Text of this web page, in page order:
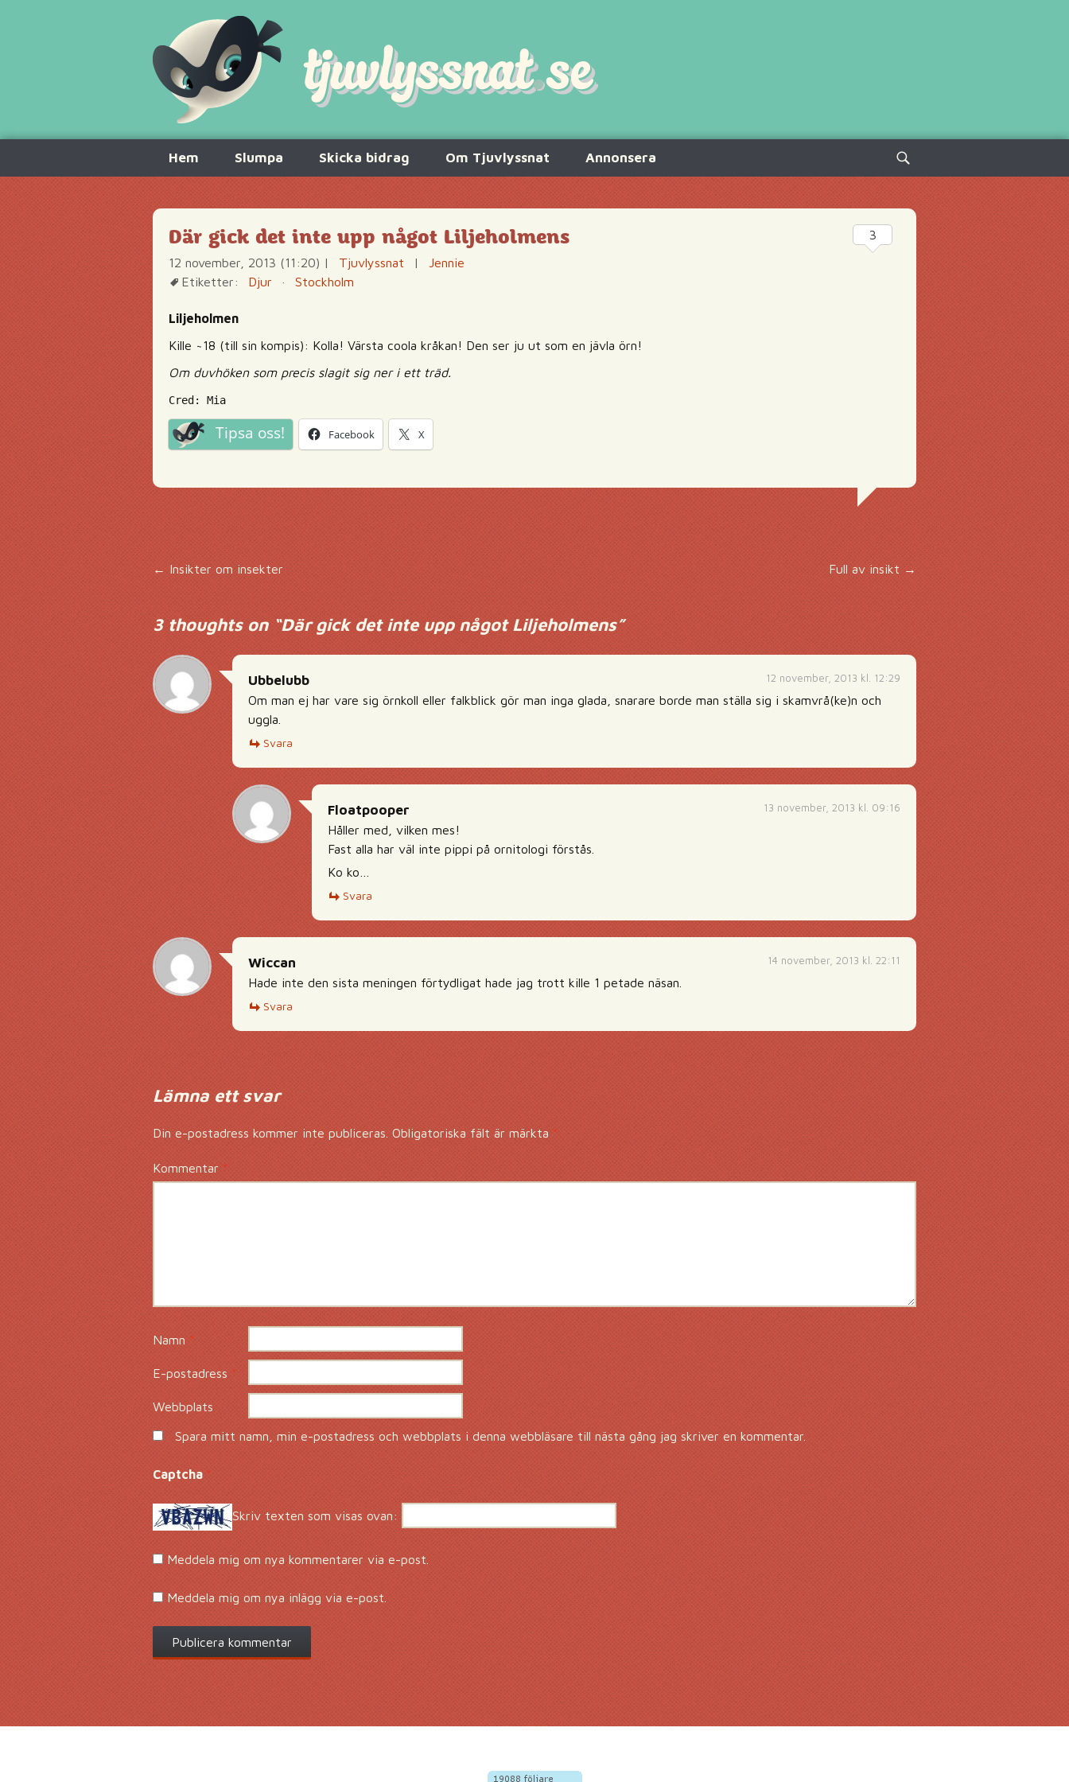
innehåll
Hem Slumpa Skicka bidrag Om Tjuvlyssnat Annonsera
Sök
efter:
Där gick det inte upp något Liljeholmens
12 november, 2013 (11:20) | Tjuvlyssnat |
Jennie
Etiketter:
Djur · Stockholm
Liljeholmen
Kille ~18 (till sin kompis): Kolla! Värsta coola kråkan! Den ser ju ut som en jävla örn!
Om duvhöken som precis slagit sig ner i ett träd.
Cred: Mia
Tipsa oss! Facebook X
3
Inläggsnavigering
←Insikter om insekter Full av insikt →
3 thoughts on “Där gick det inte upp något Liljeholmens”
12 november, 2013 kl. 12:29
Ubbelubb
Om man ej har vare sig örnkoll eller falkblick gör man inga glada, snarare borde man ställa sig i skamvrå(ke)n och
uggla.
Svara
13 november, 2013 kl. 09:16
Floatpooper
Håller med, vilken mes!
Fast alla har väl inte pippi på ornitologi förstås.
Ko ko…
Svara
14 november, 2013 kl. 22:11
Wiccan
Hade inte den sista meningen förtydligat hade jag trott kille 1 petade näsan.
Svara
Lämna ett svar
Din e-postadress kommer inte publiceras. Obligatoriska fält är märkta*
Kommentar*
Namn*
E-postadress *
Webbplats
Spara mitt namn, min e-postadress och webbplats i denna webbläsare till nästa gång jag skriver en kommentar.
Captcha*
Skriv texten som visas ovan:
Meddela mig om nya kommentarer via e-post.
Meddela mig om nya inlägg via e-post.